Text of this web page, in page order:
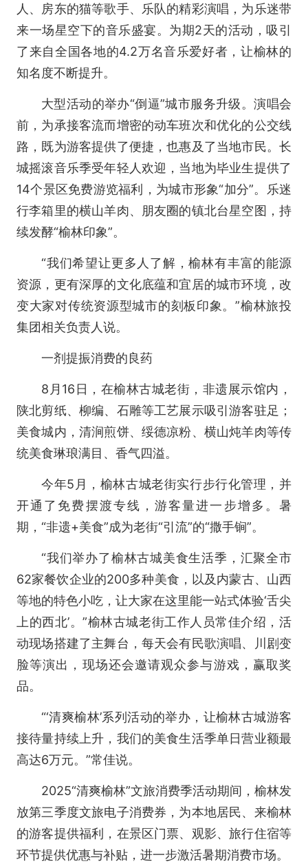
人、房东的猫等歌手、乐队的精彩演唱，为乐迷带
来一场星空下的音乐盛宴。为期2天的活动，吸引
了来自全国各地的4.2万名音乐爱好者，让榆林的
知名度不断提升。
大型活动的举办“倒逼”城市服务升级。演唱会
前，为承接客流而增密的动车班次和优化的公交线
路，既为游客提供了便捷，也惠及了当地市民。长
城摇滚音乐季受年轻人欢迎，当地为毕业生提供了
14个景区免费游览福利，为城市形象“加分”。乐迷
行李箱里的横山羊肉、朋友圈的镇北台星空图，持
续发酵“榆林印象”。
“我们希望让更多人了解，榆林有丰富的能源
资源，更有深厚的文化底蕴和宜居的城市环境，改
变大家对传统资源型城市的刻板印象。”榆林旅投
集团相关负责人说。
一剂提振消费的良药
8月16日，在榆林古城老街，非遗展示馆内，
陕北剪纸、柳编、石雕等工艺展示吸引游客驻足；
美食城内，清涧煎饼、绥德凉粉、横山炖羊肉等传
统美食琳琅满目、香气四溢。
今年5月，榆林古城老街实行步行化管理，并
开通了免费摆渡专线，游客量进一步增多。暑
期，“非遗+美食”成为老街“引流”的“撒手锏”。
“我们举办了榆林古城美食生活季，汇聚全市
62家餐饮企业的200多种美食，以及内蒙古、山西
等地的特色小吃，让大家在这里能一站式体验‘舌尖
上的西北’。”榆林古城老街工作人员常佳介绍，活
动现场搭建了主舞台，每天会有民歌演唱、川剧变
脸等演出，现场还会邀请观众参与游戏，赢取奖
品。
“‘清爽榆林’系列活动的举办，让榆林古城游客
接待量持续上升，我们的美食生活季单日营业额最
高达6万元。”常佳说。
2025“清爽榆林”文旅消费季活动期间，榆林发
放第三季度文旅电子消费券，为本地居民、来榆林
的游客提供福利，在景区门票、观影、旅行住宿等
环节提供优惠与补贴，进一步激活暑期消费市场。